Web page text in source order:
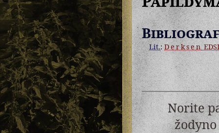
Lit.:Derksen
Norite